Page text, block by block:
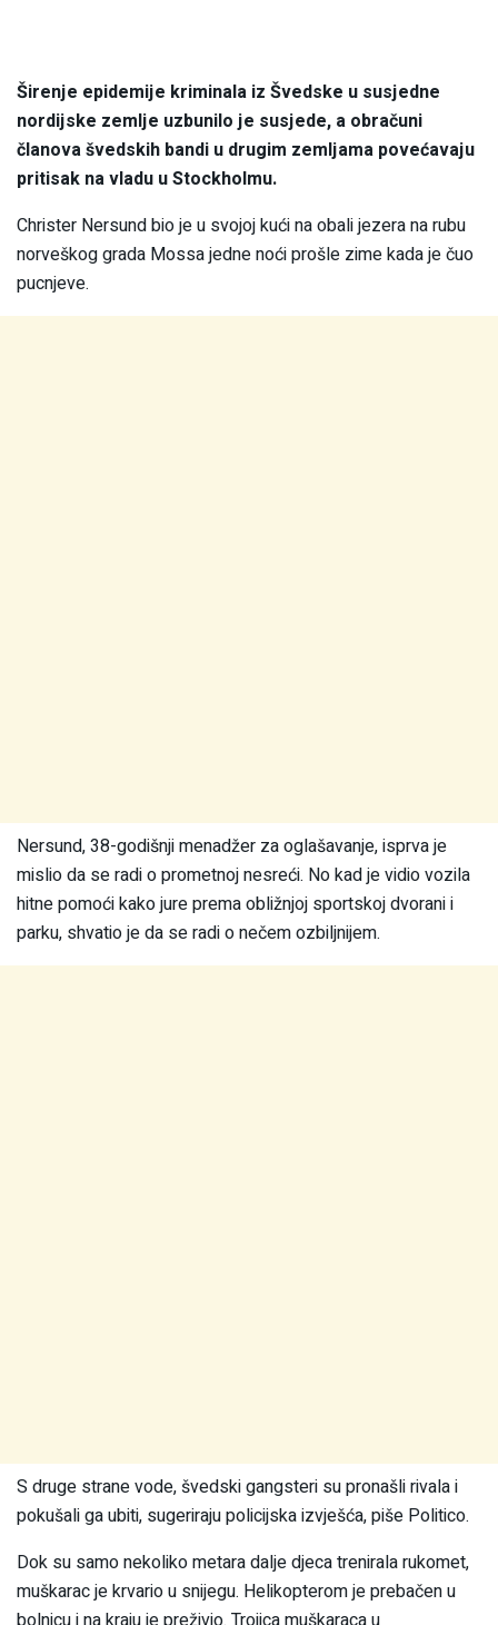
Širenje epidemije kriminala iz Švedske u susjedne
nordijske zemlje uzbunilo je susjede, a obračuni
članova švedskih bandi u drugim zemljama povećavaju
pritisak na vladu u Stockholmu.
Christer Nersund bio je u svojoj kući na obali jezera na rubu
norveškog grada Mossa jedne noći prošle zime kada je čuo
pucnjeve.
Nersund, 38-godišnji menadžer za oglašavanje, isprva je
mislio da se radi o prometnoj nesreći. No kad je vidio vozila
hitne pomoći kako jure prema obližnjoj sportskoj dvorani i
parku, shvatio je da se radi o nečem ozbiljnijem.
S druge strane vode, švedski gangsteri su pronašli rivala i
pokušali ga ubiti, sugeriraju policijska izvješća, piše Politico.
Dok su samo nekoliko metara dalje djeca trenirala rukomet,
muškarac je krvario u snijegu. Helikopterom je prebačen u